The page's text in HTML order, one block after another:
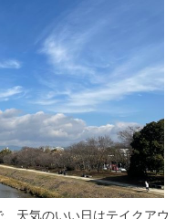
天気のいい日はテイクアウ